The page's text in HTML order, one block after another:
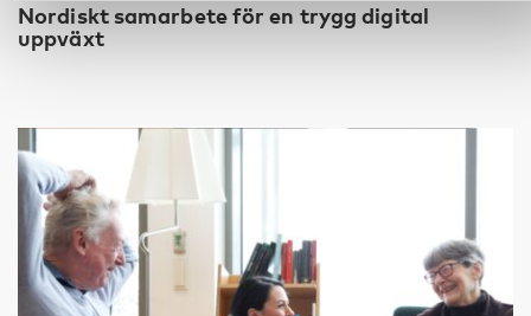
Nordiskt samarbete för en trygg digital
uppväxt